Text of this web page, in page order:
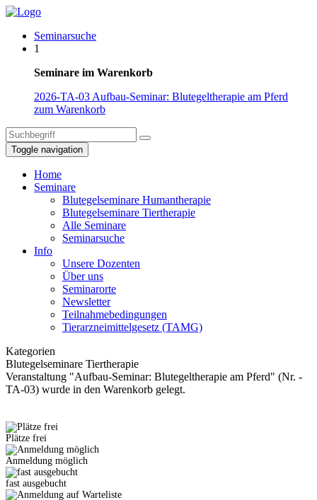
Seminarsuche
1
Seminare im Warenkorb
2026-TA-03 Aufbau-Seminar: Blutegeltherapie am Pferd
zum Warenkorb
Toggle navigation
Home
Seminare
Blutegelseminare Humantherapie
Blutegelseminare Tiertherapie
Alle Seminare
Seminarsuche
Info
Unsere Dozenten
Über uns
Seminarorte
Newsletter
Teilnahmebedingungen
Tierarzneimittelgesetz (TAMG)
Kategorien
Blutegelseminare Tiertherapie
Veranstaltung "Aufbau-Seminar: Blutegeltherapie am Pferd" (Nr. -
TA-03) wurde in den Warenkorb gelegt.
Plätze frei
Anmeldung möglich
fast ausgebucht